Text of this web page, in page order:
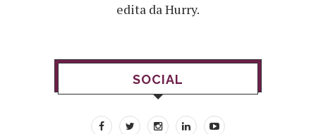
edita da Hurry.
SOCIAL